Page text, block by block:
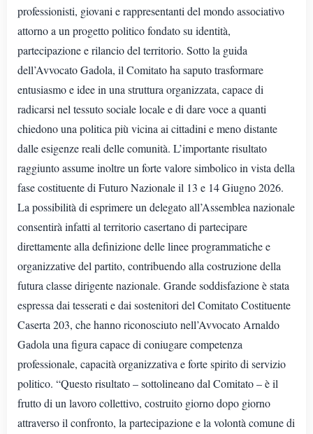
professionisti, giovani e rappresentanti del mondo associativo
attorno a un progetto politico fondato su identità,
partecipazione e rilancio del territorio. Sotto la guida
dell’Avvocato Gadola, il Comitato ha saputo trasformare
entusiasmo e idee in una struttura organizzata, capace di
radicarsi nel tessuto sociale locale e di dare voce a quanti
chiedono una politica più vicina ai cittadini e meno distante
dalle esigenze reali delle comunità. L’importante risultato
raggiunto assume inoltre un forte valore simbolico in vista della
fase costituente di Futuro Nazionale il 13 e 14 Giugno 2026.
La possibilità di esprimere un delegato all’Assemblea nazionale
consentirà infatti al territorio casertano di partecipare
direttamente alla definizione delle linee programmatiche e
organizzative del partito, contribuendo alla costruzione della
futura classe dirigente nazionale. Grande soddisfazione è stata
espressa dai tesserati e dai sostenitori del Comitato Costituente
Caserta 203, che hanno riconosciuto nell’Avvocato Arnaldo
Gadola una figura capace di coniugare competenza
professionale, capacità organizzativa e forte spirito di servizio
politico. “Questo risultato – sottolineano dal Comitato – è il
frutto di un lavoro collettivo, costruito giorno dopo giorno
attraverso il confronto, la partecipazione e la volontà comune di